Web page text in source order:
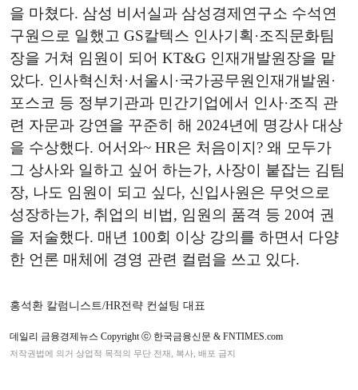
을 마쳤다. 삼성 비서실과 삼성경제연구소 수석연
구원으로 일했고 GS칼텍스 인사기획·조직문화팀
장을 거쳐 임원이 되어 KT&G 인재개발원장을 맡
았다. 인사혁신처·서울시·국가공무원인재개발원·
포스코 등 정부기관과 민간기업에서 인사·조직 관
련 자문과 강연을 꾸준히 해 2024년에 명강사 대상
을 수상했다. 어서와~ HR은 처음이지? 왜 모두가
그 상사와 일하고 싶어 하는가, 사장이 붙잡는 김팀
장, 나도 임원이 되고 싶다, 신입사원은 무엇으로
성장하는가, 취업의 비법, 임원의 품격 등 20여 권
을 저술했다. 매년 100회 이상 강의를 하면서 다양
한 언론 매체에 경영 관련 컬럼을 쓰고 있다.
홍석환 칼럼니스트/HR전략 컨설팅 대표
데일리 금융경제뉴스 Copyright ⓒ 한국금융신문 & FNTIMES.com
저작권법에 의거 상업적 목적의 무단 전재, 복사, 배포 금지